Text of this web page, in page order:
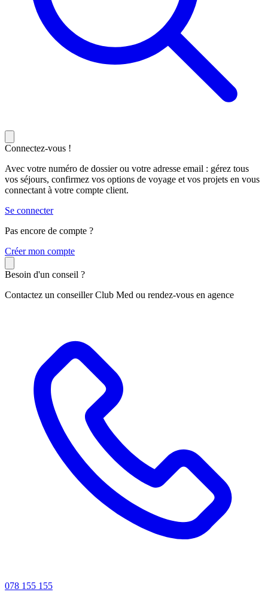
Connectez-vous !
Avec votre numéro de dossier ou votre adresse email : gérez tous
vos séjours, confirmez vos options de voyage et vos projets en vous
connectant à votre compte client.
Se connecter
Pas encore de compte ?
Créer mon compte
Besoin d'un conseil ?
Contactez un conseiller Club Med ou rendez-vous en agence
078 155 155